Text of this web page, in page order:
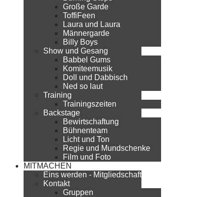
Große Garde
ToffiFeen
Laura und Laura
Männergarde
Billy Boys
Show und Gesang
Babbel Gums
Komiteemusik
Doll und Dabbisch
Ned so laut
Training
Trainingszeiten
Backstage
Bewirtschaftung
Bühnenteam
Licht und Ton
Regie und Mundschenke
Film und Foto
MITMACHEN
Eins werden - Mitgliedschaft
Kontakt
Gruppen